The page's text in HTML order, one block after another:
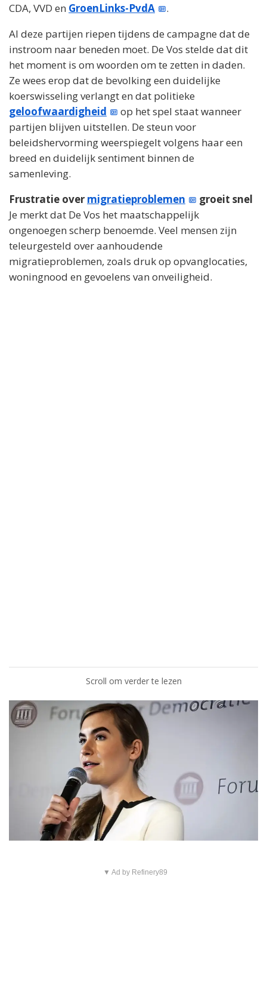
CDA, VVD en GroenLinks-PvdA
.
Al deze partijen riepen tijdens de campagne dat de
instroom naar beneden moet. De Vos stelde dat dit
het moment is om woorden om te zetten in daden.
Ze wees erop dat de bevolking een duidelijke
koerswisseling verlangt en dat politieke
geloofwaardigheid
op het spel staat wanneer
partijen blijven uitstellen. De steun voor
beleidshervorming weerspiegelt volgens haar een
breed en duidelijk sentiment binnen de
samenleving.
Frustratie over migratieproblemen
groeit snel
Je merkt dat De Vos het maatschappelijk
ongenoegen scherp benoemde. Veel mensen zijn
teleurgesteld over aanhoudende
migratieproblemen, zoals druk op opvanglocaties,
woningnood en gevoelens van onveiligheid.
Scroll om verder te lezen
▼ Ad by Refinery89